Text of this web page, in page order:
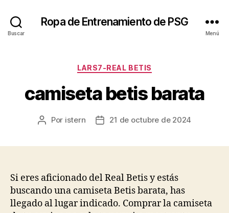
Buscar
Ropa de Entrenamiento de PSG
Menú
Categorías
LARS7-REAL BETIS
camiseta betis barata
Autor
Por istern
Fecha21 de octubre de 2024
Si eres aficionado del Real Betis y estás
buscando una camiseta Betis barata, has
llegado al lugar indicado. Comprar la camiseta